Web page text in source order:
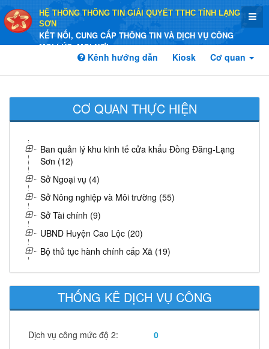
HỆ THỐNG THÔNG TIN GIẢI QUYẾT TTHC TỈNH LẠNG
SƠN
KẾT NỐI, CUNG CẤP THÔNG TIN VÀ DỊCH VỤ CÔNG
MỌI LÚC, MỌI NƠI
Kênh hướng dẫn Kiosk Cơ quan
CƠ QUAN THỰC HIỆN
Ban quản lý khu kinh tế cửa khẩu Đồng Đăng-Lạng
Sơn (12)
Sở Ngoại vụ (4)
Sở Nông nghiệp và Môi trường (55)
Sở Tài chính (9)
UBND Huyện Cao Lộc (20)
Bộ thủ tục hành chính cấp Xã (19)
THỐNG KÊ DỊCH VỤ CÔNG
Dịch vụ công mức độ 2:
0